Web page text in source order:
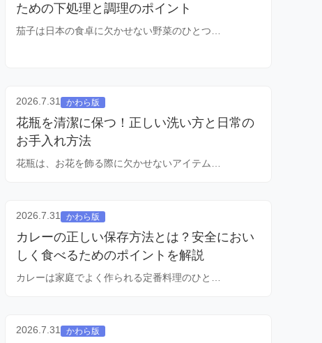
ための下処理と調理のポイント
茄子は日本の食卓に欠かせない野菜のひとつ…
2026.7.31 かわら版
花瓶を清潔に保つ！正しい洗い方と日常の
お手入れ方法
花瓶は、お花を飾る際に欠かせないアイテム…
2026.7.31 かわら版
カレーの正しい保存方法とは？安全におい
しく食べるためのポイントを解説
カレーは家庭でよく作られる定番料理のひと…
2026.7.31 かわら版